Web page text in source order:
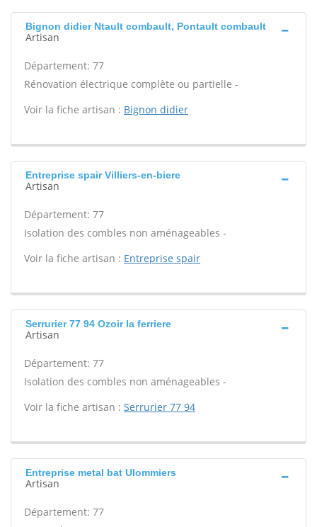
Bignon didier Ntault combault, Pontault combault
Artisan
Département: 77
Rénovation électrique complète ou partielle -
Voir la fiche artisan : Bignon didier
Entreprise spair Villiers-en-biere
Artisan
Département: 77
Isolation des combles non aménageables -
Voir la fiche artisan : Entreprise spair
Serrurier 77 94 Ozoir la ferriere
Artisan
Département: 77
Isolation des combles non aménageables -
Voir la fiche artisan : Serrurier 77 94
Entreprise metal bat Ulommiers
Artisan
Département: 77